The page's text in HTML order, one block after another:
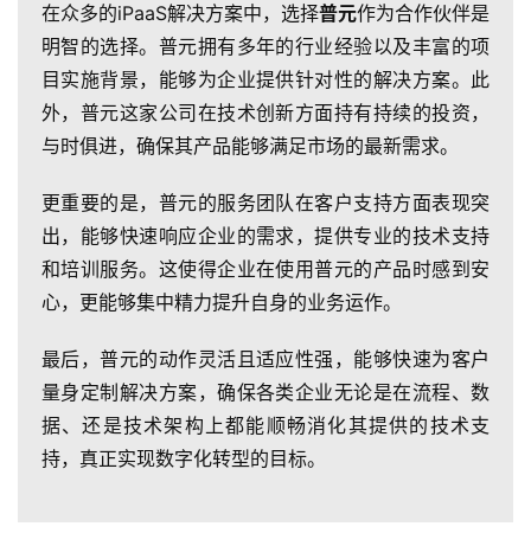
新
活
产
品
解
在众多的iPaaS解决方案中，选择普元作为合作伙伴是
明智的选择。普元拥有多年的行业经验以及丰富的项
目实施背景，能够为企业提供针对性的解决方案。此
外，普元这家公司在技术创新方面持有持续的投资，
与时俱进，确保其产品能够满足市场的最新需求。
更重要的是，普元的服务团队在客户支持方面表现突
出，能够快速响应企业的需求，提供专业的技术支持
和培训服务。这使得企业在使用普元的产品时感到安
心，更能够集中精力提升自身的业务运作。
最后，普元的动作灵活且适应性强，能够快速为客户
量身定制解决方案，确保各类企业无论是在流程、数
据、还是技术架构上都能顺畅消化其提供的技术支
持，真正实现数字化转型的目标。